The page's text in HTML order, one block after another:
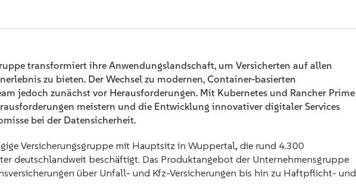
transformiert ihre Anwendungslandschaft, um Versicherten auf allen
zu bieten. Der Wechsel zu modernen, Container-basierten
jedoch zunächst vor Herausforderungen. Mit Kubernetes und Rancher Prime
meistern und die Entwicklung innovativer digitaler Services
bei der Datensicherheit.
Versicherungsgruppe mit Hauptsitz in Wuppertal, die rund 4.300
deutschlandweit beschäftigt. Das Produktangebot der Unternehmensgruppe
über Unfall- und Kfz-Versicherungen bis hin zu Haftpflicht- und